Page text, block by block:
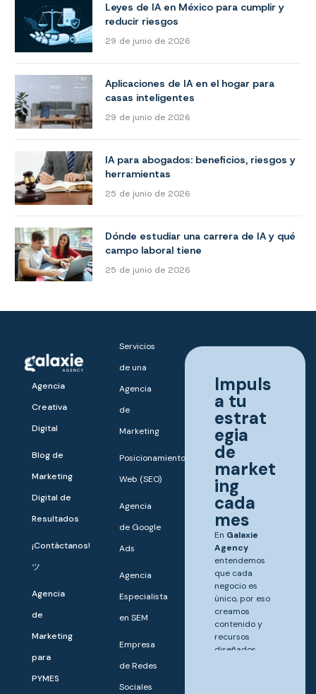
Leyes de IA en México para cumplir y
reducir riesgos
29 de junio de 2026
Aplicaciones de IA en el hogar para
casas inteligentes
29 de junio de 2026
IA para abogados: beneficios, riesgos y
herramientas
25 de junio de 2026
Dónde estudiar una carrera de IA y qué
campo laboral tiene
25 de junio de 2026
Agencia
Creativa
Digital
Blog de
Marketing
Digital de
Resultados
¡Contáctanos!
ツ
Agencia
de
Marketing
para
PYMES
Servicios
de una
Agencia
de
Marketing
Posicionamiento
Web (SEO)
Agencia
de Google
Ads
Agencia
Especialista
en SEM
Empresa
de Redes
Sociales
Impuls
a tu
estrat
egia
de
market
ing
cada
mes
En Galaxie
Agency
entendemos
que cada
negocio es
único, por eso
creamos
contenido y
recursos
diseñados